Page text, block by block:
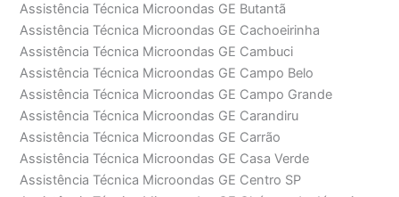
Assistência Técnica Microondas GE Butantã
Assistência Técnica Microondas GE Cachoeirinha
Assistência Técnica Microondas GE Cambuci
Assistência Técnica Microondas GE Campo Belo
Assistência Técnica Microondas GE Campo Grande
Assistência Técnica Microondas GE Carandiru
Assistência Técnica Microondas GE Carrão
Assistência Técnica Microondas GE Casa Verde
Assistência Técnica Microondas GE Centro SP